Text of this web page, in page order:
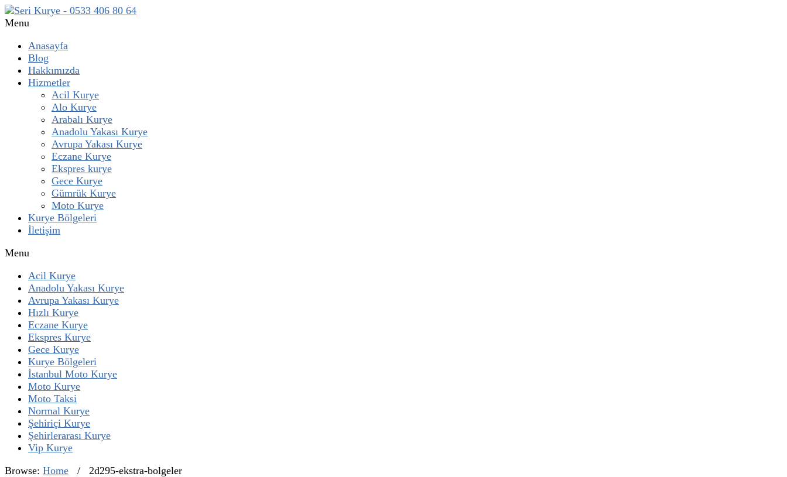
Menu
Anasayfa
Blog
Hakkımızda
Hizmetler
Acil Kurye
Alo Kurye
Arabalı Kurye
Anadolu Yakası Kurye
Avrupa Yakası Kurye
Eczane Kurye
Ekspres kurye
Gece Kurye
Gümrük Kurye
Moto Kurye
Kurye Bölgeleri
İletişim
Menu
Acil Kurye
Anadolu Yakası Kurye
Avrupa Yakası Kurye
Hızlı Kurye
Eczane Kurye
Ekspres Kurye
Gece Kurye
Kurye Bölgeleri
İstanbul Moto Kurye
Moto Kurye
Moto Taksi
Normal Kurye
Şehiriçi Kurye
Şehirlerarası Kurye
Vip Kurye
Browse: Home / 2d295-ekstra-bolgeler